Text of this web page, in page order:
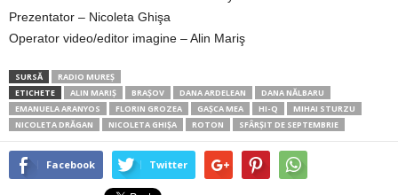
Prezentator – Nicoleta Ghişa
Operator video/editor imagine – Alin Mariş
SURSĂ
RADIO MUREȘ
ETICHETE
ALIN MARIŞ BRAŞOV DANA ARDELEAN
DANA NĂLBARU
EMANUELA ARANYOS
FLORIN GROZEA GAŞCA MEA HI-Q
MIHAI STURZU
NICOLETA DRĂGAN
NICOLETA GHIŞA ROTON SFÂRŞIT DE SEPTEMBRIE
Facebook Twitter